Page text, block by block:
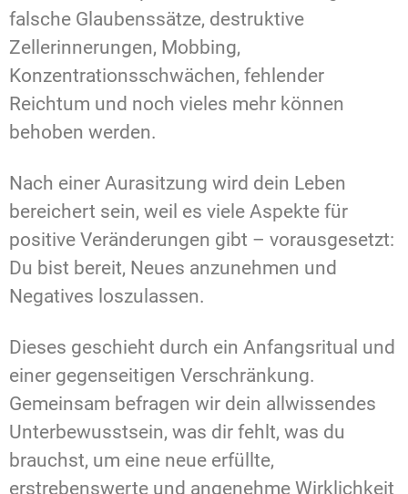
falsche Glaubenssätze, destruktive
Zellerinnerungen, Mobbing,
Konzentrationsschwächen, fehlender
Reichtum und noch vieles mehr können
behoben werden.
Nach einer Aurasitzung wird dein Leben
bereichert sein, weil es viele Aspekte für
positive Veränderungen gibt – vorausgesetzt:
Du bist bereit, Neues anzunehmen und
Negatives loszulassen.
Dieses geschieht durch ein Anfangsritual und
einer gegenseitigen Verschränkung.
Gemeinsam befragen wir dein allwissendes
Unterbewusstsein, was dir fehlt, was du
brauchst, um eine neue erfüllte,
erstrebenswerte und angenehme Wirklichkeit